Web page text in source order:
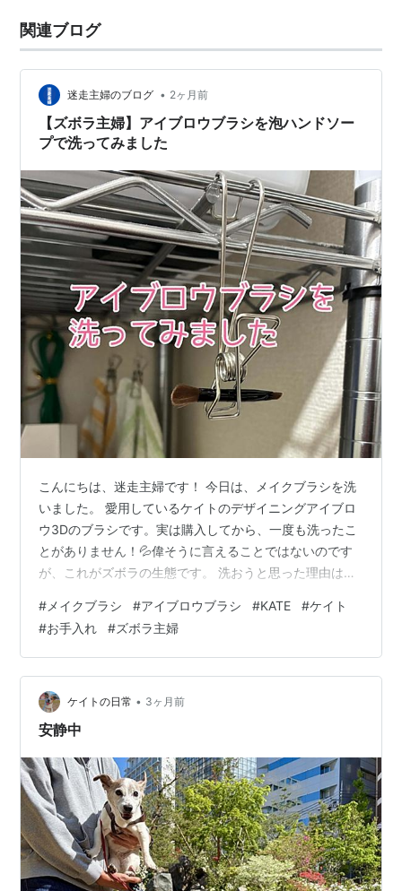
関連ブログ
迷走主婦のブログ • 2ヶ月前
【ズボラ主婦】アイブロウブラシを泡ハンドソー
プで洗ってみました
こんにちは、迷走主婦です！ 今日は、メイクブラシを洗
いました。 愛用しているケイトのデザイニングアイブロ
ウ3Dのブラシです。実は購入してから、一度も洗ったこ
とがありません！💦偉そうに言えることではないのです
が、これがズボラの生態です。 洗おうと思った理由はた
専用クリーナーは持っていないので、とりあえずビオレ
の泡ハンドソープで洗いました🫧泡が茶色に変色。汚
っ。我ながらちょっとひく😱よくすすいで、洗濯機の上
に吊るして乾燥。 作業は数分で終了です。めっちゃ簡
単、というか雑。 私はファンデーションもリップブラシ
も使わないので、洗うのはこの小さなブラ…
# メイクブラシ #アイブロウブラシ #KATE #ケイト
#お手入れ #ズボラ主婦
ケイトの日常 • 3ヶ月前
安静中